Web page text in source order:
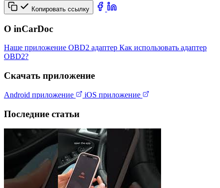
Копировать ссылку
О inCarDoc
Наше приложение OBD2 адаптер Как использовать адаптер
OBD2?
Скачать приложение
Android приложение iOS приложение
Последние статьи